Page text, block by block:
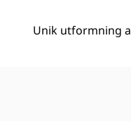
Unik utformning